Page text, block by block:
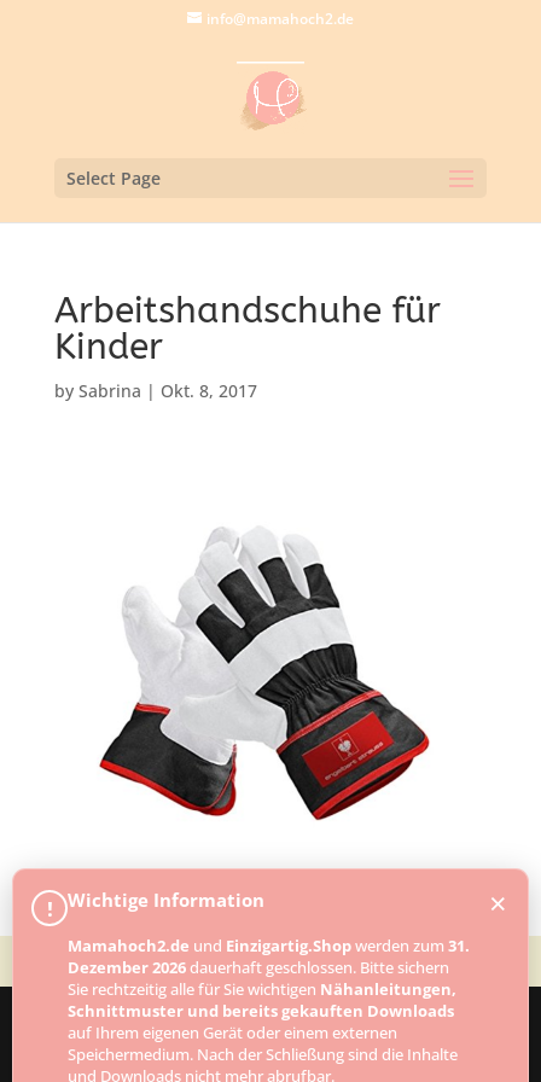
info@mamahoch2.de
Select Page
Arbeitshandschuhe für
Kinder
by Sabrina | Okt. 8, 2017
Designed byElegant Themes| Powered by
! Wichtige Information
Mamahoch2.de und Einzigartig.Shopwerden zum 31.
Dezember 2026dauerhaft geschlossen. Bitte sichern
Sie rechtzeitig alle für Sie wichtigen Nähanleitungen,
Schnittmuster und bereits gekauften Downloads
auf Ihrem eigenen Gerät oder einem externen
Speichermedium. Nach der Schließung sind die Inhalte
und Downloads nicht mehr abrufbar.
×